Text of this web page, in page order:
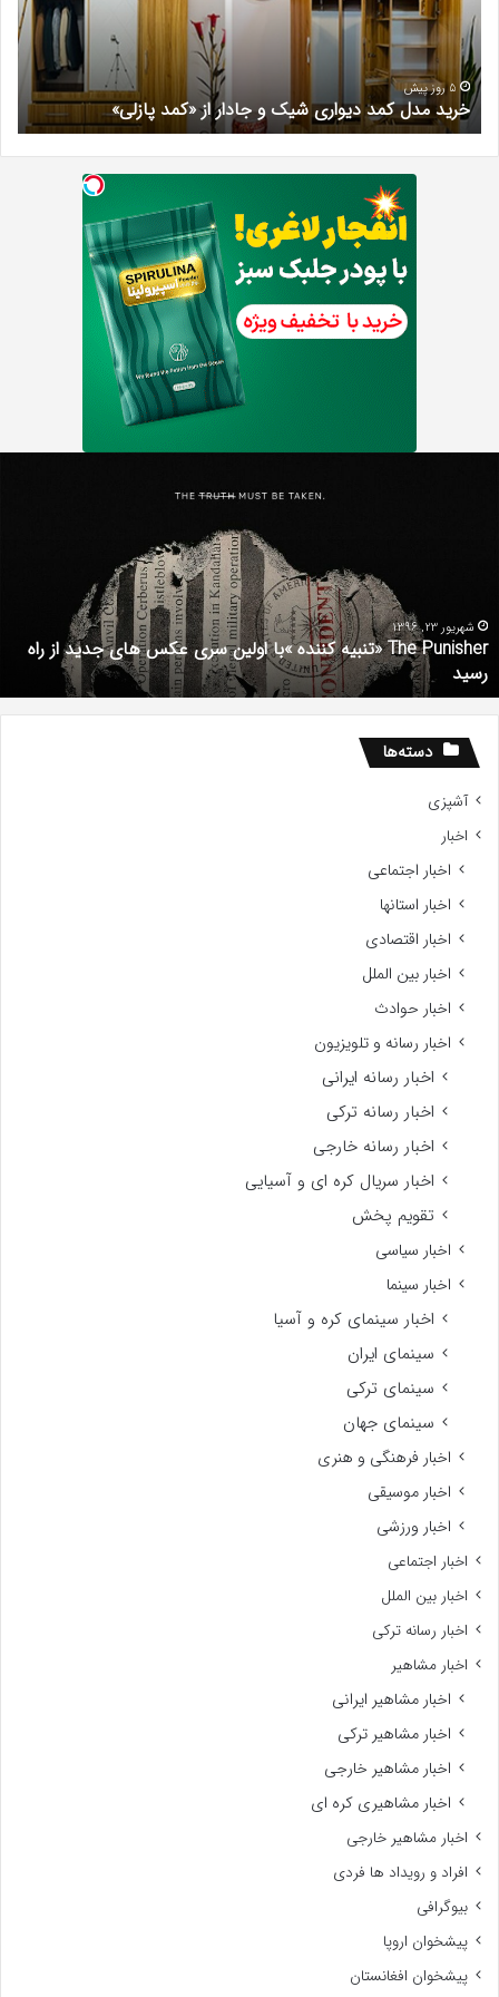
جادار
از
«کمد
پازلی»
5 روز پیش
خرید مدل کمد دیواری شیک و جادار از «کمد پازلی»
عکس
های
جدید
از
راه
رسید
شهریور 23, 1396
The Punisher «تنبیه کننده »با اولین سری عکس های جدید از راه
رسید
دسته‌ها
آشپزی
اخبار
اخبار اجتماعی
اخبار استانها
اخبار اقتصادی
اخبار بین الملل
اخبار حوادث
اخبار رسانه و تلویزیون
اخبار رسانه ایرانی
اخبار رسانه ترکی
اخبار رسانه خارجی
اخبار سریال کره ای و آسیایی
تقویم پخش
اخبار سیاسی
اخبار سینما
اخبار سینمای کره و آسیا
سینمای ایران
سینمای ترکی
سینمای جهان
اخبار فرهنگی و هنری
اخبار موسیقی
اخبار ورزشی
اخبار اجتماعی
اخبار بین الملل
اخبار رسانه ترکی
اخبار مشاهیر
اخبار مشاهیر ایرانی
اخبار مشاهیر ترکی
اخبار مشاهیر خارجی
اخبار مشاهیری کره ای
اخبار مشاهیر خارجی
افراد و رویداد ها فردی
بیوگرافی
پیشخوان اروپا
پیشخوان افغانستان